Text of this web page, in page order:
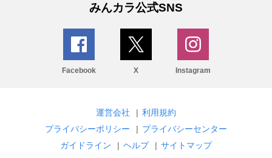
みんカラ公式SNS
Facebook X Instagram
運営会社 | 利用規約
プライバシーポリシー
| プライバシーセンター
ガイドライン
| ヘルプ | サイトマップ